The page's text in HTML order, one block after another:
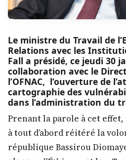
Le ministre du Travail de
Relations avec les
Fall a présidé, ce jeudi 30
collaboration avec le
l’OFNAC, l’ouverture de
cartographie des
dans l’administration du
Prenant la parole à cet
à tout d’abord réitéré la
république Bassirou